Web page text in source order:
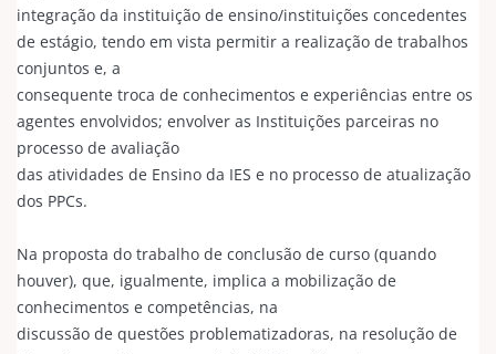
integração da instituição de ensino/instituições concedentes
de estágio, tendo em vista permitir a realização de trabalhos
conjuntos e, a
consequente troca de conhecimentos e experiências entre os
agentes envolvidos; envolver as Instituições parceiras no
processo de avaliação
das atividades de Ensino da IES e no processo de atualização
dos PPCs.
Na proposta do trabalho de conclusão de curso (quando
houver), que, igualmente, implica a mobilização de
conhecimentos e competências, na
discussão de questões problematizadoras, na resolução de